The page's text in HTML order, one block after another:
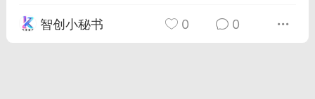
聚合API
智创小秘书 0 0